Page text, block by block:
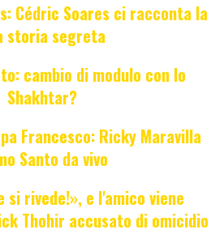
Cédric Soares ci racconta la
storia segreta
cambio di modulo con lo
Shakhtar?
Francesco: Ricky Maravilla
Santo da vivo
si rivede!», e l'amico viene
Thohir accusato di omicidio